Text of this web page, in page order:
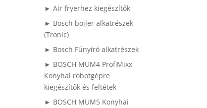
► Air fryerhez kiegészítők
► Bosch bojler alkatrészek
(Tronic)
► Bosch Fűnyíró alkatrészek
► BOSCH MUM4 ProfiMixx
Konyhai robotgépre
kiegészítők és feltétek
► BOSCH MUM5 Konyhai